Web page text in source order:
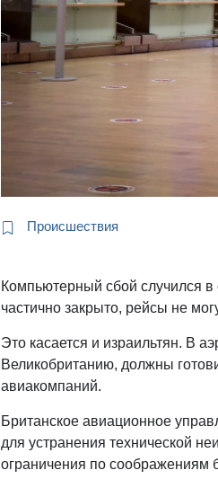
Происшествия
Компьютерный сбой случился
частично закрыто, рейсы не
Это касается и израильтян. В
Великобританию, должны
авиакомпаний.
Британское авиационное
для устранения технической
ограничения по соображениям